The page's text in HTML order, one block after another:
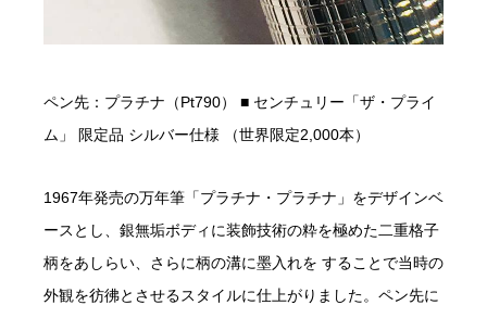
ペン先：プラチナ（Pt790） ■ センチュリー「ザ・プライ
ム」 限定品 シルバー仕様 （世界限定2,000本）
1967年発売の万年筆「プラチナ・プラチナ」をデザインベ
ースとし、銀無垢ボディに装飾技術の粋を極めた二重格子
柄をあしらい、さらに柄の溝に墨入れを することで当時の
外観を彷彿とさせるスタイルに仕上がりました。ペン先に